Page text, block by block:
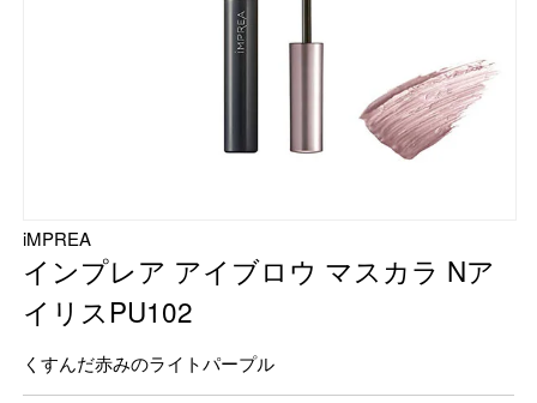
iMPREA
インプレア アイブロウ マスカラ Nア
イリスPU102
くすんだ赤みのライトパープル